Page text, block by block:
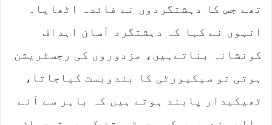
تھے جس کا دہشتگردوں نے فائدہ اٹھایا۔
انہوں نے کہا کہ دہشتگرد آسان اہداف
کونشانہ بناتےہیں، مزدوروں کی رجسٹریشن
ہوتی تو سیکیورٹی کا بندوبست کیاجاتا،
ٹھیکیدار پابند ہوتے ہیں کہ باہر سے آنے